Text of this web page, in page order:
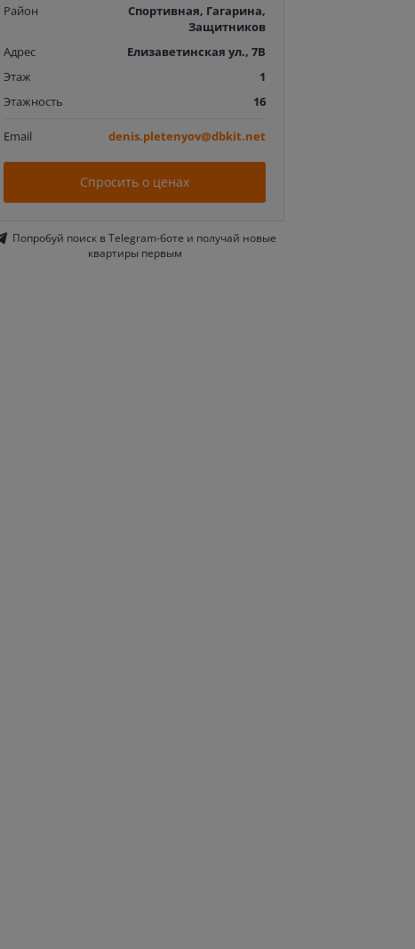
Район
Спортивная, Гагарина,
Защитников
Адрес
Елизаветинская ул., 7В
Этаж
1
Этажность
16
Email denis.pletenyov@dbkit.net
Спросить о ценах
Попробуй поиск в Telegram-боте и получай новые
квартиры первым